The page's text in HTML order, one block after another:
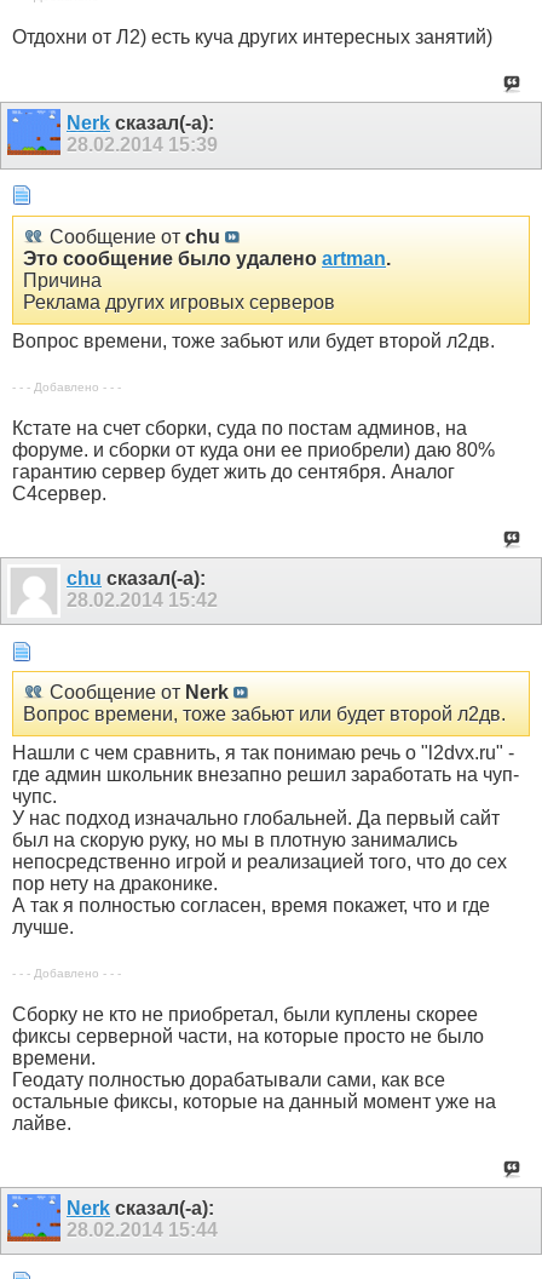
Отдохни от Л2) есть куча других интересных занятий)
Nerk сказал(-а):
28.02.2014 15:39
Сообщение от chu
Это сообщение было удалено artman.
Причина
Реклама других игровых серверов
Вопрос времени, тоже забьют или будет второй л2дв.
- - - Добавлено - - -
Кстате на счет сборки, суда по постам админов, на
форуме. и сборки от куда они ее приобрели) даю 80%
гарантию сервер будет жить до сентября. Аналог
С4сервер.
chu сказал(-а):
28.02.2014 15:42
Сообщение от Nerk
Вопрос времени, тоже забьют или будет второй л2дв.
Нашли с чем сравнить, я так понимаю речь о "l2dvx.ru" -
где админ школьник внезапно решил заработать на чуп-
чупс.
У нас подход изначально глобальней. Да первый сайт
был на скорую руку, но мы в плотную занимались
непосредственно игрой и реализацией того, что до сех
пор нету на драконике.
А так я полностью согласен, время покажет, что и где
лучше.
- - - Добавлено - - -
Сборку не кто не приобретал, были куплены скорее
фиксы серверной части, на которые просто не было
времени.
Геодату полностью дорабатывали сами, как все
остальные фиксы, которые на данный момент уже на
лайве.
Nerk сказал(-а):
28.02.2014 15:44